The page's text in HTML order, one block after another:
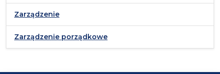
Zarządzenie
Zarządzenie porządkowe